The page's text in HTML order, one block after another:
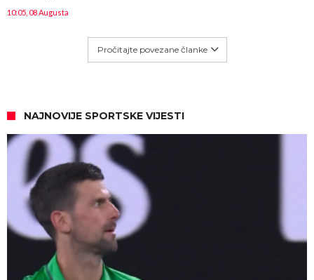
10:05, 08 Augusta
Pročitajte povezane članke
NAJNOVIJE SPORTSKE VIJESTI